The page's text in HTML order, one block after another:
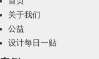
2024年2月(58)
关于我们
公益
设计每日一贴